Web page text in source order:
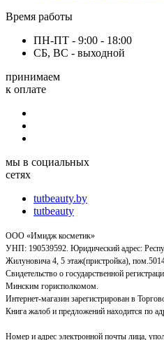
Время работы
ПН-ПТ - 9:00 - 18:00
СБ, ВС - выходной
принимаем
к оплате
мы в социальных
сетях
tutbeauty.by
tutbeauty
ООО «Имидж косметик»
УНП: 190539592. Юридический адрес:
Жилуновича 4, 5 этаж(пристройка),
Свидетельство о государственной
Минским горисполкомом.
Интернет-магазин зарегистрирован в
Книга жалоб и предложений находится по
Номер и адрес электронной почты лица,